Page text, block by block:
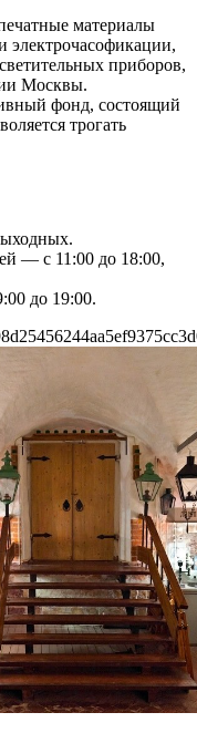
материалы
электрочасофикации,
приборов,
Москвы.
фонд, состоящий
трогать
— с 11:00 до 18:00,
до 19:00.